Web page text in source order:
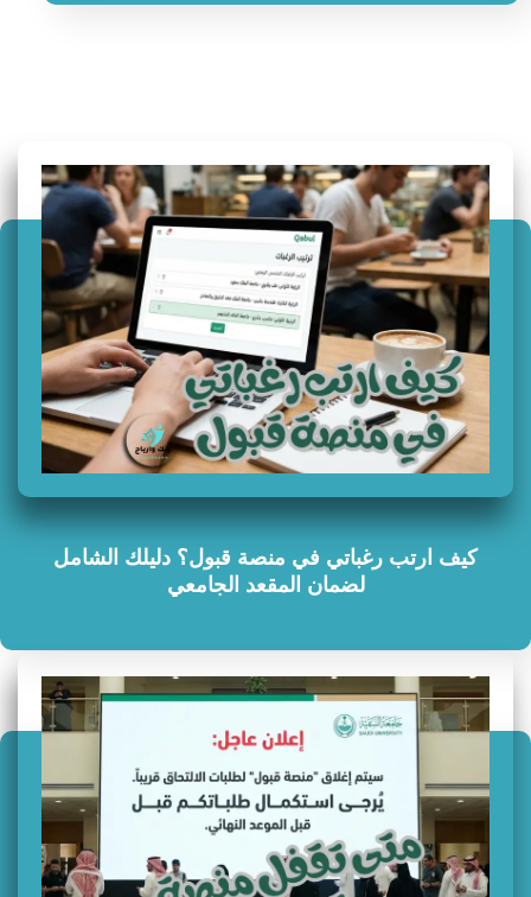
سؤال وجواب
كيف ارتب رغباتي في منصة قبول؟ دليلك الشامل
لضمان المقعد الجامعي